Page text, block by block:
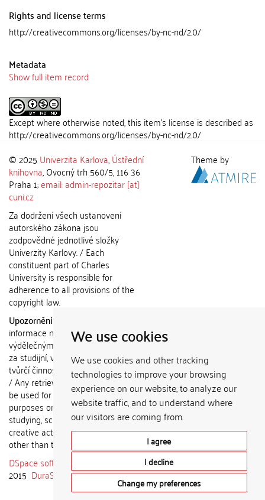
We use cookies
We use cookies and other tracking
technologies to improve your browsing
experience on our website, to analyze our
website traffic, and to understand where
our visitors are coming from.
I agree
I decline
Change my preferences
Rights and license terms
http://creativecommons.org/licenses/by-nc-nd/2.0/
Metadata
Show full item record
Except where otherwise noted, this item's license is described as
http://creativecommons.org/licenses/by-nc-nd/2.0/
© 2025 Univerzita Karlova,Ústřední
knihovna, Ovocný trh 560/5, 116 36
Praha 1;email: admin-repozitar [at]
cuni.cz
Za dodržení všech ustanovení
autorského zákona jsou
zodpovědné jednotlivé složky
Univerzity Karlovy. / Each
constituent part of Charles
University is responsible for
adherence to all provisions of the
copyright law.
Upozornění / Notice:
informace nemohou být použity k
výdělečným účelům nebo vydávány
za studijní, vědeckou nebo jinou
tvůrčí činnost jiné osoby než autora.
/ Any retrieved information shall not
be used for any commercial
purposes or claimed as results of
studying, scientific or any other
creative activities of any person
other than the author.
DSpace software
2015 DuraSpace
Theme by